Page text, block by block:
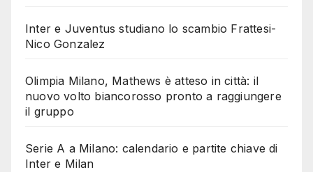
Inter e Juventus studiano lo scambio Frattesi-
Nico Gonzalez
Olimpia Milano, Mathews è atteso in città: il
nuovo volto biancorosso pronto a raggiungere
il gruppo
Serie A a Milano: calendario e partite chiave di
Inter e Milan